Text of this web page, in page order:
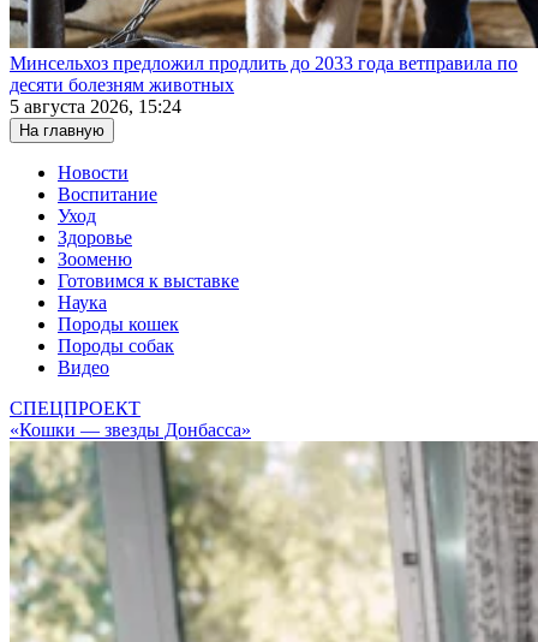
Минсельхоз предложил продлить до 2033 года ветправила по
десяти болезням животных
5 августа 2026, 15:24
На главную
Новости
Воспитание
Уход
Здоровье
Зооменю
Готовимся к выставке
Наука
Породы кошек
Породы собак
Видео
СПЕЦПРОЕКТ
«Кошки — звезды Донбасса»